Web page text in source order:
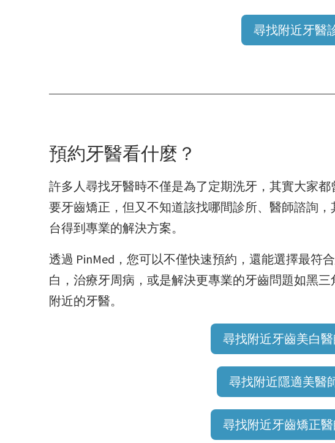
尋找附近牙醫
預約牙醫看什麼？
許多人尋找牙醫時不僅是為了定期洗牙，其實大家
要牙齒矯正，但又不知道該找哪間診所、醫師諮詢
台得到專業的解決方案。
透過 PinMed，您可以不僅快速預約，還能選擇最符
白，治療牙周病，或是解決更專業的牙齒問題如黑
附近的牙醫。
尋找附近牙齒美白
尋找附近隱適美醫
尋找附近牙齒矯正